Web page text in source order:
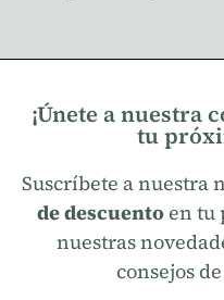
¡Únete a nuestra
tu
Suscríbete a nuestra
de descuento en tu
nuestras
consejos